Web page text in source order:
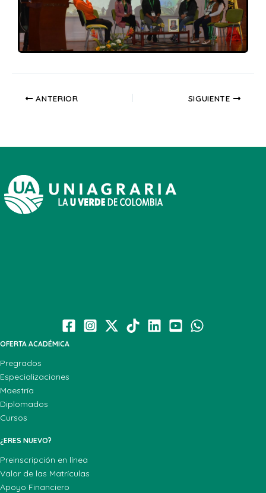
ANTERIOR SIGUIENTE
OFERTA ACADÉMICA
Pregrados
Especializaciones
Maestría
Diplomados
Cursos
¿ERES NUEVO?
Preinscripción en línea
Valor de las Matrículas
Apoyo Financiero